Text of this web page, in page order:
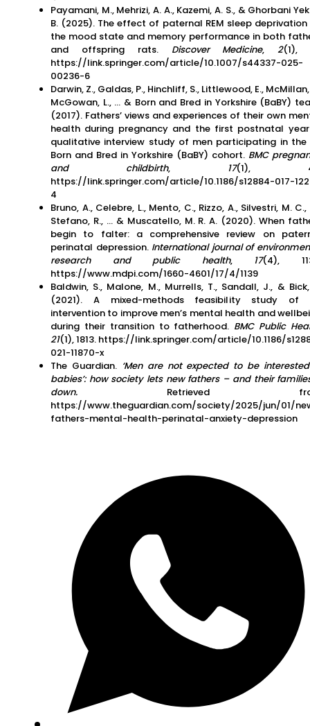
Payamani, M., Mehrizi, A. A., Kazemi, A. S., & Ghorbani
B. (2025). The effect of paternal REM sleep deprivation
the mood state and memory performance in both
and offspring rats. Discover Medicine,2(1),
https://link.springer.com/article/10.1007/s44337-025-
00236-6
Darwin, Z., Galdas, P., Hinchliff, S., Littlewood, E., McMillan,
McGowan, L., … & Born and Bred in Yorkshire (BaBY)
(2017). Fathers’ views and experiences of their own
health during pregnancy and the first postnatal
qualitative interview study of men participating in the
Born and Bred in Yorkshire (BaBY) cohort. BMC
and childbirth, 17(1),
https://link.springer.com/article/10.1186/s12884-017-
4
Bruno, A., Celebre, L., Mento, C., Rizzo, A., Silvestri, M. C.,
Stefano, R., … & Muscatello, M. R. A. (2020). When
begin to falter: a comprehensive review on
perinatal depression. International journal of
research and public health, 17(4),
https://www.mdpi.com/1660-4601/17/4/1139
Baldwin, S., Malone, M., Murrells, T., Sandall, J., &
(2021). A mixed-methods feasibility study of
intervention to improve men’s mental health and
during their transition to fatherhood. BMC Public
21(1), 1813. https://link.springer.com/article/10.1186/
021-11870-x
The Guardian.‘Men are not expected to be
babies’: how society lets new fathers – and their
down. Retrieved
https://www.theguardian.com/society/2025/jun/01/
fathers-mental-health-perinatal-anxiety-depression